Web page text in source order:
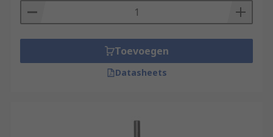
Toevoegen
Datasheets